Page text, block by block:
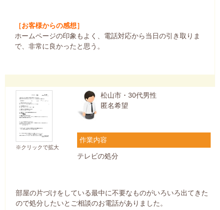
［お客様からの感想］
ホームページの印象もよく、電話対応から当日の引き取りま
で、非常に良かったと思う。
※クリックで拡大
松山市・30代男性
匿名希望
作業内容
テレビの処分
部屋の片づけをしている最中に不要なものがいろいろ出てきた
ので処分したいとご相談のお電話がありました。